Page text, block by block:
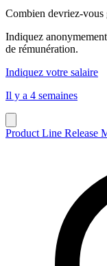
Combien devriez-vous
Indiquez
de rémunération.
Indiquez votre salaire
Il y a 4 semaines
Product Line Release